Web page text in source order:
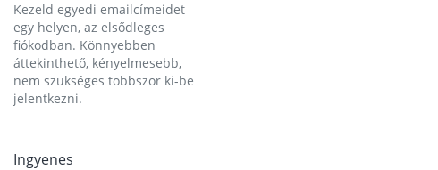
Kezeld egyedi emailcímeidet
egy helyen, az elsődleges
fiókodban. Könnyebben
áttekinthető, kényelmesebb,
nem szükséges többször ki-be
jelentkezni.
Ingyenes